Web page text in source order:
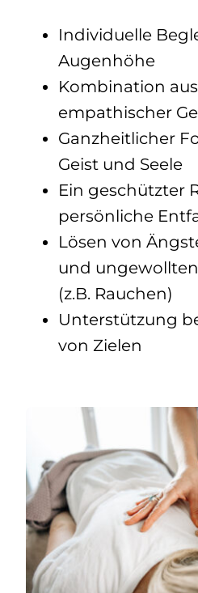
Individuelle
Augenhöhe
Kombination
empathischer
Ganzheitlicher
Geist und Seele
Ein geschützter
persönliche
Lösen von
und
(z.B. Rauchen)
Unterstützung
von Zielen